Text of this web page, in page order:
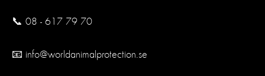
📞 08 - 617 79 70
📧 info@worldanimalprotection.se